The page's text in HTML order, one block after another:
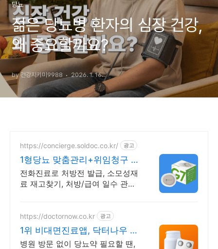
당뇨
젊은 당뇨병 환자의 심장 건강,
왜 중요할까요?
by 건강지키미9988 2026. 1. 16.
https://concierge.soldoc.co.kr/ 광고
1형당뇨 맞춤관리+위임청구 재
처방 주기 무료알림
전화진료로 처방전 발급, 소모성재
료 재고찾기, 처방/급여 일수 관리
https://doctornow.co.kr 광고
1위 비대면진료앱, 닥터나우 앱
다운로드 800만 돌파!
병원 방문 없이 당뇨약 필요할 땐,